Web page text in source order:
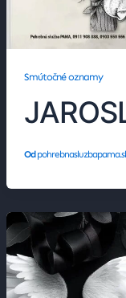
Smútočné oznamy
Od